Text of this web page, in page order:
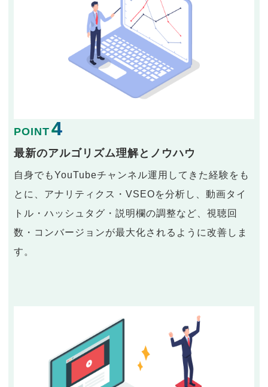
POINT 4
最新のアルゴリズム理解とノウハウ
自身でもYouTubeチャンネル運用してきた経験をも
とに、アナリティクス・VSEOを分析し、動画タイ
トル・ハッシュタグ・説明欄の調整など、視聴回
数・コンバージョンが最大化されるように改善しま
す。